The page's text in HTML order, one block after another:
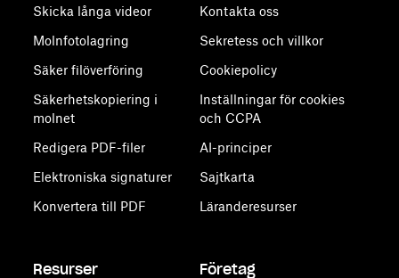
Skicka långa videor
Molnfotolagring
Säker filöverföring
Säkerhetskopiering i
molnet
Redigera PDF-filer
Elektroniska signaturer
Konvertera till PDF
Kontakta oss
Sekretess och villkor
Cookiepolicy
Inställningar för cookies
och CCPA
AI-principer
Sajtkarta
Läranderesurser
Resurser Företag